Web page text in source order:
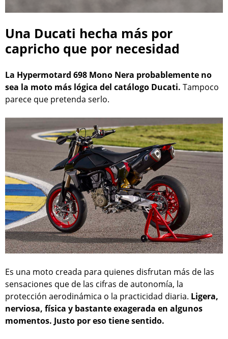
Una Ducati hecha más por
capricho que por necesidad
La Hypermotard 698 Mono Nera probablemente no
sea la moto más lógica del catálogo Ducati. Tampoco
parece que pretenda serlo.
Es una moto creada para quienes disfrutan más de las
sensaciones que de las cifras de autonomía, la
protección aerodinámica o la practicidad diaria. Ligera,
nerviosa, física y bastante exagerada en algunos
momentos. Justo por eso tiene sentido.